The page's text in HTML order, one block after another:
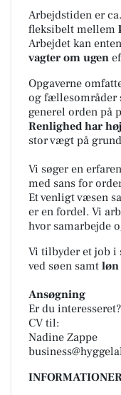
Arbejdstiden er ca.
fleksibelt mellem
Arbejdet kan
vagter om ugen
Opgaverne
og fællesområder
generel orden på
Renlighed har
stor vægt på
Vi søger en
med sans for
Et venligt væsen
er en fordel. Vi
hvor samarbejde
Vi tilbyder et job i
ved søen samt løn
Ansøgning
Er du
CV til:
Nadine Zappe